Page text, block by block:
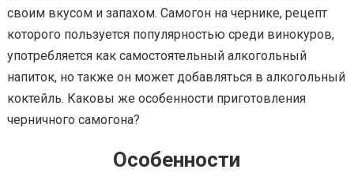
своим вкусом и запахом. Самогон на чернике, рецепт
которого пользуется популярностью среди винокуров,
употребляется как самостоятельный алкогольный
напиток, но также он может добавляться в алкогольный
коктейль. Каковы же особенности приготовления
черничного самогона?
Особенности